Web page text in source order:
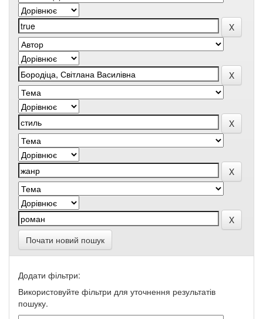
Почати новий пошук
Додати фільтри:
Використовуйте фільтри для уточнення результатів
пошуку.